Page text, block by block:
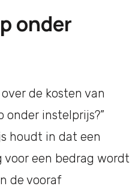
onder
de kosten van
onder instelprijs?”
houdt in dat een
een bedrag wordt
de vooraf